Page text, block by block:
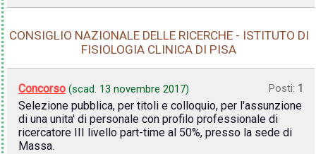
CONSIGLIO NAZIONALE DELLE RICERCHE - ISTITUTO DI
FISIOLOGIA CLINICA DI PISA
Concorso (scad. 13 novembre 2017) Posti: 1
Selezione pubblica, per titoli e colloquio, per l'assunzione
di una unita' di personale con profilo professionale di
ricercatore III livello part-time al 50%, presso la sede di
Massa.